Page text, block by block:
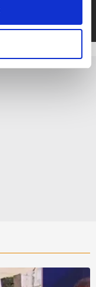
yaparken
sunmak
adına
bu noktada,
tek gelir
daha işlevsel
yönelik
amaçlarıyla